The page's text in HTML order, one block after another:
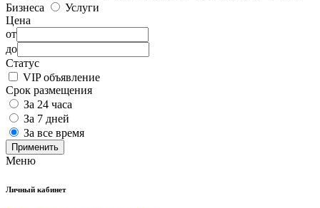
Бизнеса
Услуги
Цена
от
до
Статус
VIP объявление
Срок размещения
За 24 часа
За 7 дней
За все время
Применить
Меню
Личный кабинет